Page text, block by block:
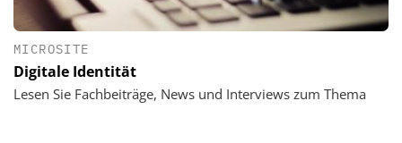
MICROSITE
Digitale Identität
Lesen Sie Fachbeiträge, News und Interviews zum Thema